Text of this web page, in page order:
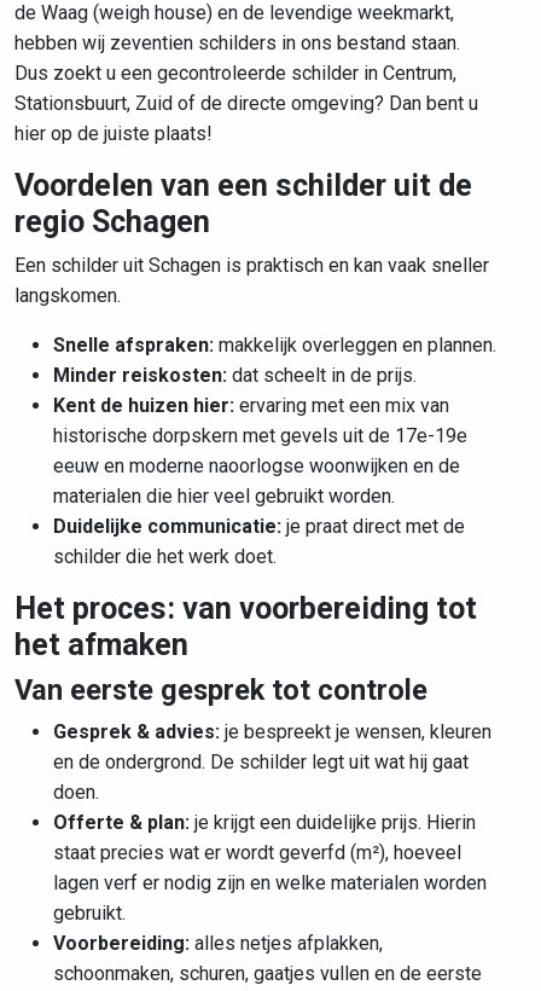
de Waag (weigh house) en de levendige weekmarkt,
hebben wij zeventien schilders in ons bestand staan.
Dus zoekt u een gecontroleerde schilder in Centrum,
Stationsbuurt, Zuid of de directe omgeving? Dan bent u
hier op de juiste plaats!
Voordelen van een schilder uit de
regio Schagen
Een schilder uit Schagen is praktisch en kan vaak sneller
langskomen.
Snelle afspraken: makkelijk overleggen en plannen.
Minder reiskosten: dat scheelt in de prijs.
Kent de huizen hier: ervaring met een mix van
historische dorpskern met gevels uit de 17e-19e
eeuw en moderne naoorlogse woonwijken en de
materialen die hier veel gebruikt worden.
Duidelijke communicatie: je praat direct met de
schilder die het werk doet.
Het proces: van voorbereiding tot
het afmaken
Van eerste gesprek tot controle
Gesprek & advies: je bespreekt je wensen, kleuren
en de ondergrond. De schilder legt uit wat hij gaat
doen.
Offerte & plan: je krijgt een duidelijke prijs. Hierin
staat precies wat er wordt geverfd (m²), hoeveel
lagen verf er nodig zijn en welke materialen worden
gebruikt.
Voorbereiding: alles netjes afplakken,
schoonmaken, schuren, gaatjes vullen en de eerste